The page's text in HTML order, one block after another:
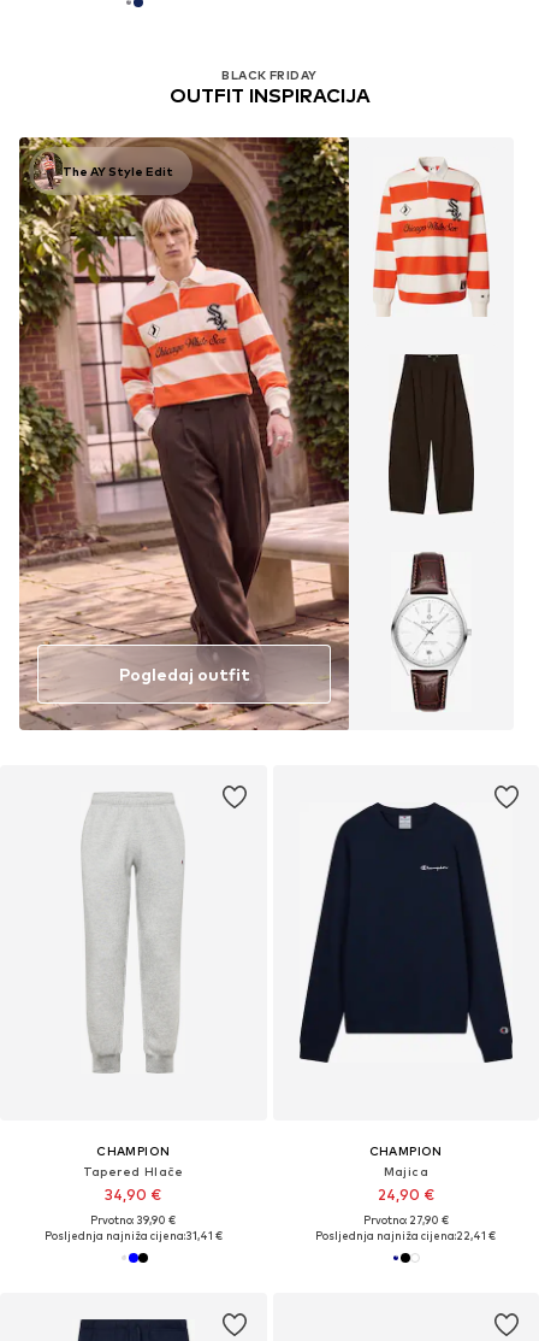
CHAMPION
Tapered Hlače
34,90 €
Prvotno: 39,90 €
Posljednja najniža cijena:31,41 €
BLACK FRIDAY
OUTFIT INSPIRACIJA
The AY Style Edit
Pogledaj outfit
CHAMPION
Majica
24,90 €
Prvotno: 27,90 €
Posljednja najniža cijena:22,41 €